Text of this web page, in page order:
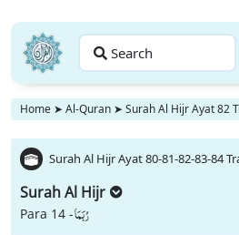
Search
Home ➤ Al-Quran ➤ Surah Al Hijr Ayat 82
Surah Al Hijr Ayat 80-81-82-83-84
Surah Al Hijr
Para 14 -رُبَمَا